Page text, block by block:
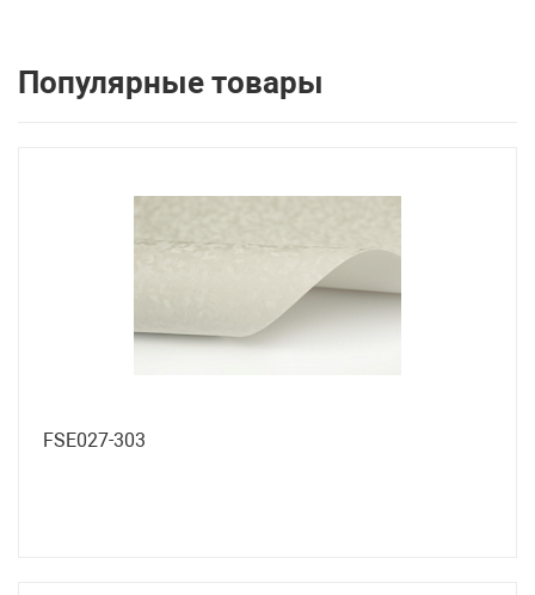
Популярные товары
FSE027-303